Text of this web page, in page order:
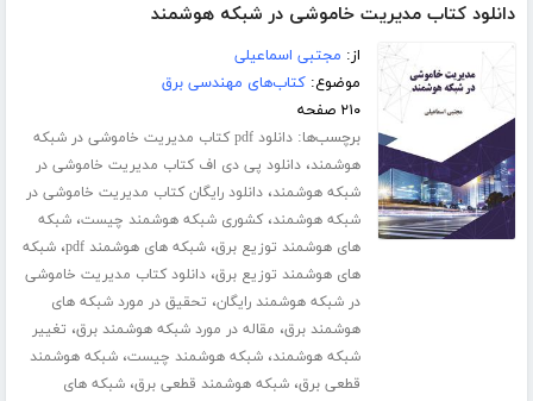
دانلود کتاب مدیریت خاموشی در شبکه هوشمند
از: مجتبی اسماعیلی
موضوع:کتاب‌های مهندسی برق
۲۱۰ صفحه
برچسب‌ها:
دانلود pdf کتاب مدیریت خاموشی در شبکه
هوشمند،دانلود پی دی اف کتاب مدیریت خاموشی در
شبکه هوشمند،دانلود رایگان کتاب مدیریت خاموشی در
شبکه هوشمند،کشوری شبکه هوشمند چیست،شبکه
های هوشمند توزیع برق،شبکه های هوشمند pdf ،شبکه
های هوشمند توزیع برق،دانلود کتاب مدیریت خاموشی
در شبکه هوشمند رایگان، تحقیق در مورد شبکه های
هوشمند برق، مقاله در مورد شبکه هوشمند برق، تغییر
شبکه هوشمند،شبکه هوشمند چیست،شبکه هوشمند
قطعی برق،شبکه هوشمند قطعی برق،شبکه های